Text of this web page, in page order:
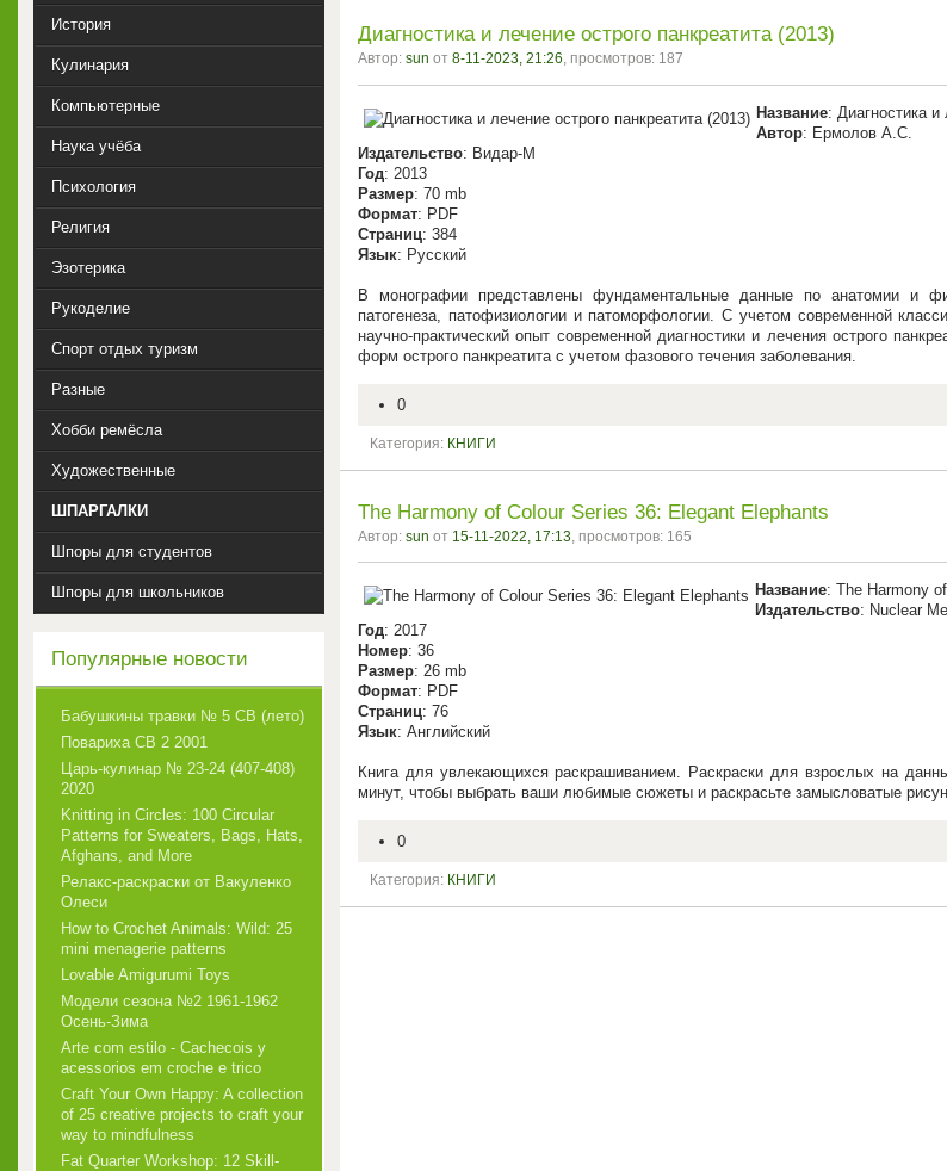
Диагностика и лечение острого панкреатита (2013)
Автор: sun от 8-11-2023, 21:26 , просмотров: 187
Название: Диагностика и
Автор: Ермолов А.С.
Издательство: Видар-М
Год: 2013
Размер: 70 mb
Формат: PDF
Страниц: 384
Язык: Русский
В монографии представлены фундаментальные данные по анатомии и
патогенеза, патофизиологии и патоморфологии. С учетом современной
научно-практический опыт современной диагностики и лечения острого
форм острого панкреатита с учетом фазового течения заболевания.
0
Категория: КНИГИ
The Harmony of Colour Series 36: Elegant Elephants
Автор: sun от 15-11-2022, 17:13 , просмотров: 165
Название: The Harmony
Издательство: Nuclear
Год: 2017
Номер: 36
Размер: 26 mb
Формат: PDF
Страниц: 76
Язык: Английский
Книга для увлекающихся раскрашиванием. Раскраски для взрослых на
минут, чтобы выбрать ваши любимые сюжеты и раскрасьте замысловатые
0
Категория: КНИГИ
История
Кулинария
Компьютерные
Наука учёба
Психология
Религия
Эзотерика
Рукоделие
Спорт отдых туризм
Разные
Хобби ремёсла
Художественные
ШПАРГАЛКИ
Шпоры для студентов
Шпоры для школьников
Популярные новости
Бабушкины травки № 5 СВ (лето)
Повариха СВ 2 2001
Царь-кулинар № 23-24 (407-408)
2020
Knitting in Circles: 100 Circular
Patterns for Sweaters, Bags, Hats,
Afghans, and More
Релакс-раскраски от Вакуленко
Олеси
How to Crochet Animals: Wild: 25
mini menagerie patterns
Lovable Amigurumi Toys
Модели сезона №2 1961-1962
Осень-Зима
Arte com estilo - Cachecois у
acessorios em croche e trico
Craft Your Own Happy: A collection
of 25 creative projects to craft your
way to mindfulness
Fat Quarter Workshop: 12 Skill-